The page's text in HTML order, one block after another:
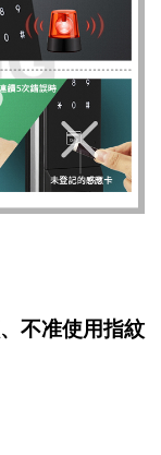
不准使用指紋